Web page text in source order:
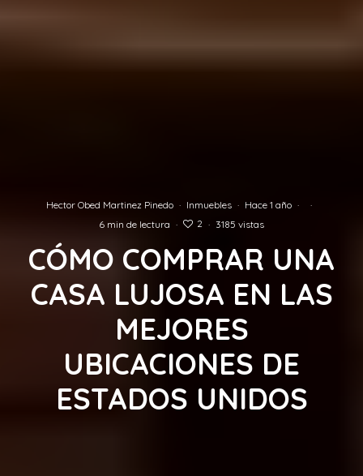
Hector Obed Martinez Pinedo · Inmuebles · Hace 1 año ·
·
6 min de lectura · 2 · 3185 vistas
CÓMO COMPRAR UNA
CASA LUJOSA EN LAS
MEJORES
UBICACIONES DE
ESTADOS UNIDOS